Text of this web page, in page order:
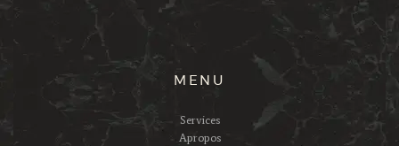
MENU
Services
Apropos